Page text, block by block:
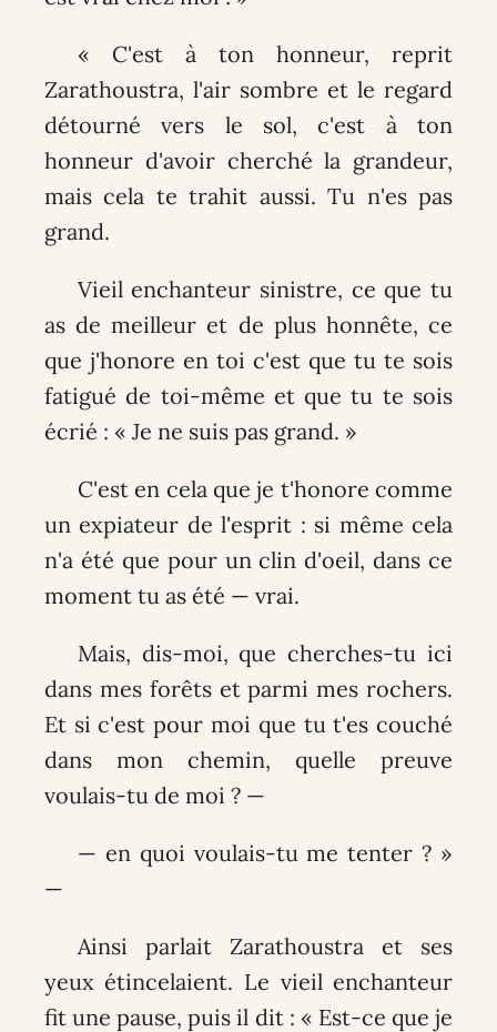
« C'est à ton honneur, reprit
Zarathoustra, l'air sombre et le regard
détourné vers le sol, c'est à ton
honneur d'avoir cherché la grandeur,
mais cela te trahit aussi. Tu n'es pas
grand.
Vieil enchanteur sinistre, ce que tu
as de meilleur et de plus honnête, ce
que j'honore en toi c'est que tu te sois
fatigué de toi-même et que tu te sois
écrié : « Je ne suis pas grand. »
C'est en cela que je t'honore comme
un expiateur de l'esprit : si même cela
n'a été que pour un clin d'oeil, dans ce
moment tu as été — vrai.
Mais, dis-moi, que cherches-tu ici
dans mes forêts et parmi mes rochers.
Et si c'est pour moi que tu t'es couché
dans mon chemin, quelle preuve
voulais-tu de moi ? —
— en quoi voulais-tu me tenter ? »
—
Ainsi parlait Zarathoustra et ses
yeux étincelaient. Le vieil enchanteur
fit une pause, puis il dit : « Est-ce que je